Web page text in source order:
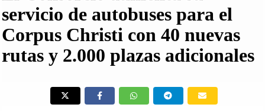
servicio de autobuses para el
Corpus Christi con 40 nuevas
rutas y 2.000 plazas adicionales